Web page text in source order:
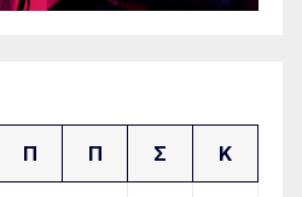
Π Π Σ Κ